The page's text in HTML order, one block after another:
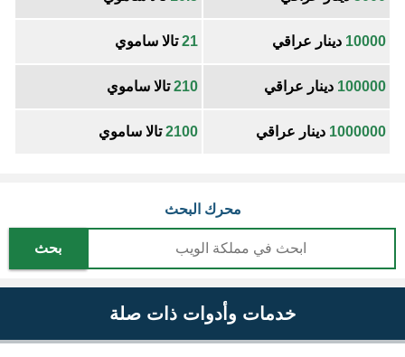
10000 دينار عراقي 21تالا ساموي
100000 دينار عراقي 210تالا ساموي
1000000 دينار عراقي 2100تالا ساموي
محرك البحث
بحث
خدمات وأدوات ذات صلة